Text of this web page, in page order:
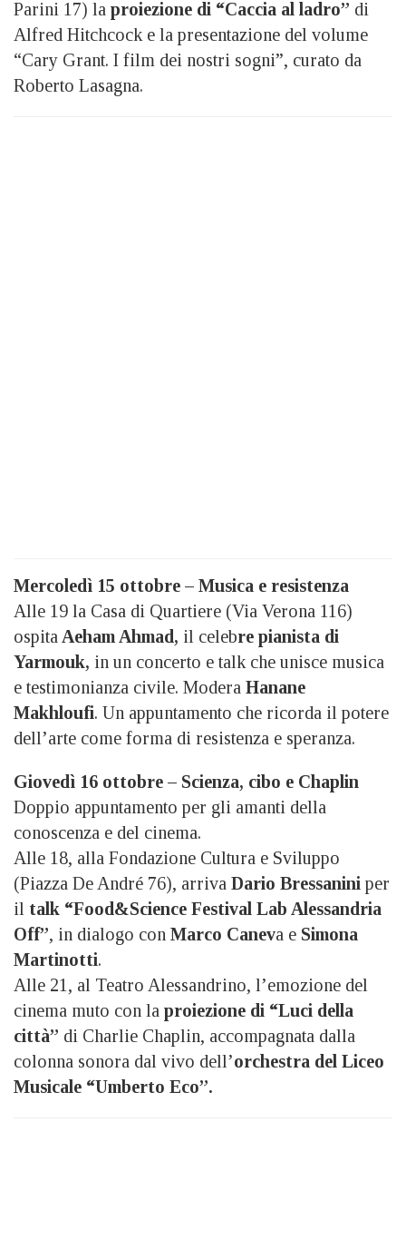
Parini 17) la proiezione di “Caccia al ladro” di
Alfred Hitchcock e la presentazione del volume
“Cary Grant. I film dei nostri sogni”, curato da
Roberto Lasagna.
Mercoledì 15 ottobre – Musica e resistenza
Alle 19 la Casa di Quartiere (Via Verona 116)
ospita Aeham Ahmad, il celebre pianista di
Yarmouk, in un concerto e talk che unisce musica
e testimonianza civile. Modera Hanane
Makhloufi. Un appuntamento che ricorda il potere
dell’arte come forma di resistenza e speranza.
Giovedì 16 ottobre – Scienza, cibo e Chaplin
Doppio appuntamento per gli amanti della
conoscenza e del cinema.
Alle 18, alla Fondazione Cultura e Sviluppo
(Piazza De André 76), arriva Dario Bressanini per
il talk “Food&Science Festival Lab Alessandria
Off”, in dialogo con Marco Caneva e Simona
Martinotti.
Alle 21, al Teatro Alessandrino, l’emozione del
cinema muto con la proiezione di “Luci della
città” di Charlie Chaplin, accompagnata dalla
colonna sonora dal vivo dell’orchestra del Liceo
Musicale “Umberto Eco”.